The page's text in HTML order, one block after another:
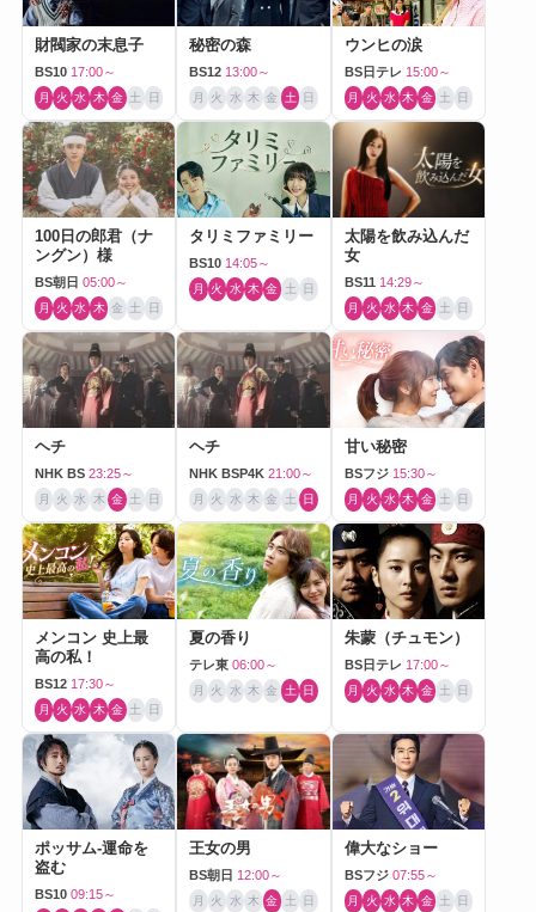
財閥家の末息子
BS10 17:00～
月 火 水 木 金 土 日
秘密の森
BS12 13:00～
月 火 水 木 金 土 日
ウンヒの涙
BS日テレ 15:00～
月 火 水 木 金 土 日
100日の郎君（ナ
ングン）様
BS朝日 05:00～
月 火 水 木 金 土 日
タリミファミリー
BS10 14:05～
月 火 水 木 金 土 日
太陽を飲み込んだ
女
BS11 14:29～
月 火 水 木 金 土 日
ヘチ
NHK BS 23:25～
月 火 水 木 金 土 日
ヘチ
NHK BSP4K 21:00～
月 火 水 木 金 土 日
甘い秘密
BSフジ 15:30～
月 火 水 木 金 土 日
メンコン 史上最
高の私！
BS12 17:30～
月 火 水 木 金 土 日
夏の香り
テレ東 06:00～
月 火 水 木 金 土 日
朱蒙（チュモン）
BS日テレ 17:00～
月 火 水 木 金 土 日
ポッサム-運命を
盗む
BS10 09:15～
王女の男
BS朝日 12:00～
月 火 水 木 金 土 日
偉大なショー
BSフジ 07:55～
月 火 水 木 金 土 日